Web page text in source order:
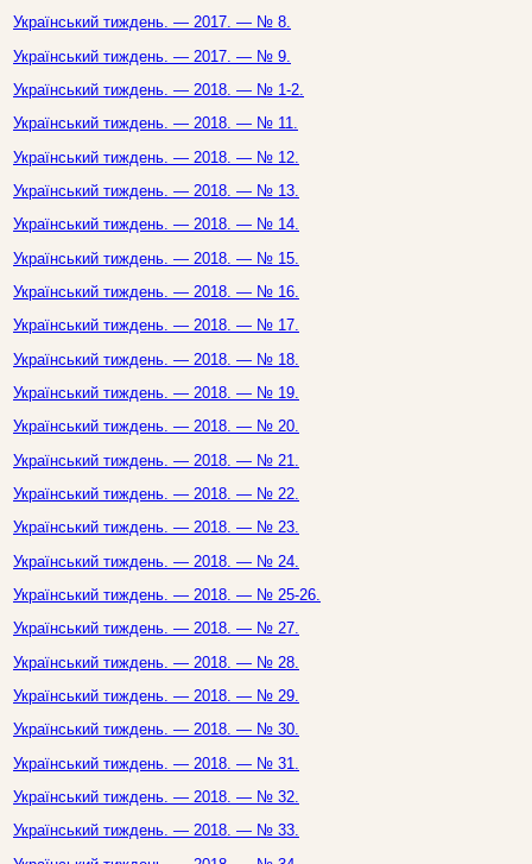
Український тиждень. — 2017. — № 8.
Український тиждень. — 2017. — № 9.
Український тиждень. — 2018. — № 1-2.
Український тиждень. — 2018. — № 11.
Український тиждень. — 2018. — № 12.
Український тиждень. — 2018. — № 13.
Український тиждень. — 2018. — № 14.
Український тиждень. — 2018. — № 15.
Український тиждень. — 2018. — № 16.
Український тиждень. — 2018. — № 17.
Український тиждень. — 2018. — № 18.
Український тиждень. — 2018. — № 19.
Український тиждень. — 2018. — № 20.
Український тиждень. — 2018. — № 21.
Український тиждень. — 2018. — № 22.
Український тиждень. — 2018. — № 23.
Український тиждень. — 2018. — № 24.
Український тиждень. — 2018. — № 25-26.
Український тиждень. — 2018. — № 27.
Український тиждень. — 2018. — № 28.
Український тиждень. — 2018. — № 29.
Український тиждень. — 2018. — № 30.
Український тиждень. — 2018. — № 31.
Український тиждень. — 2018. — № 32.
Український тиждень. — 2018. — № 33.